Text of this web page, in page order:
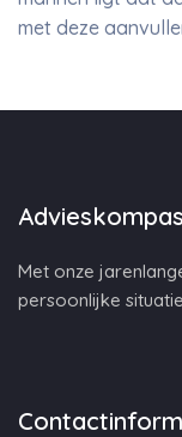
met deze
Met onze
persoonlijke